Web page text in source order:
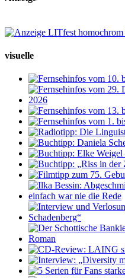
visuelle